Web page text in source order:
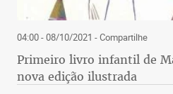
04:00 - 08/10/2021 - Compartilhe
Primeiro livro infantil de
nova edição ilustrada